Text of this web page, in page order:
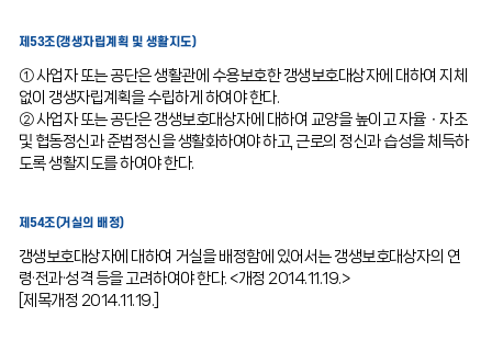
제53조(갱생자립계획 및 생활지도)
① 사업자 또는 공단은 생활관에 수용보호한 갱생보호대상자에 대하여 지체
없이 갱생자립계획을 수립하게 하여야 한다.
② 사업자 또는 공단은 갱생보호대상자에 대하여 교양을 높이고 자율ㆍ자조
및 협동정신과 준법정신을 생활화하여야 하고, 근로의 정신과 습성을 체득하
도록 생활지도를 하여야 한다.
제54조(거실의 배정)
갱생보호대상자에 대하여 거실을 배정함에 있어서는 갱생보호대상자의 연
령·전과·성격 등을 고려하여야 한다. <개정 2014.11.19.>
[제목개정 2014.11.19.]